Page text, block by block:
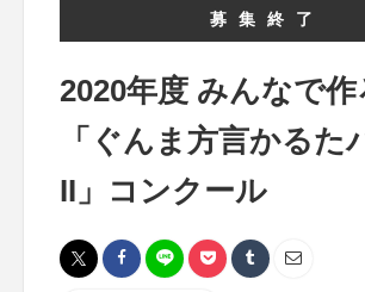
募集終了
2020年度 みんなで作
「ぐんま方言かるた
II」コンクール